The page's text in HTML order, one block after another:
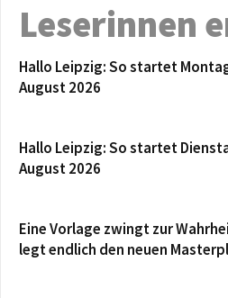
Leserinnen
Hallo Leipzig: So startet
August 2026
Hallo Leipzig: So startet
August 2026
Eine Vorlage zwingt zur
legt endlich den neuen